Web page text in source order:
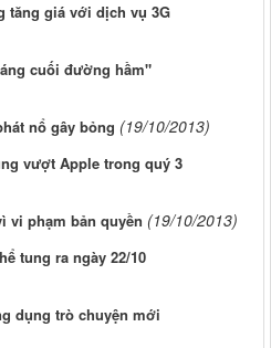
tăng giá với dịch vụ 3G
cuối đường hầm"
nổ gây bỏng (19/10/2013)
vượt Apple trong quý 3
vi phạm bản quyền (19/10/2013)
tung ra ngày 22/10
dụng trò chuyện mới